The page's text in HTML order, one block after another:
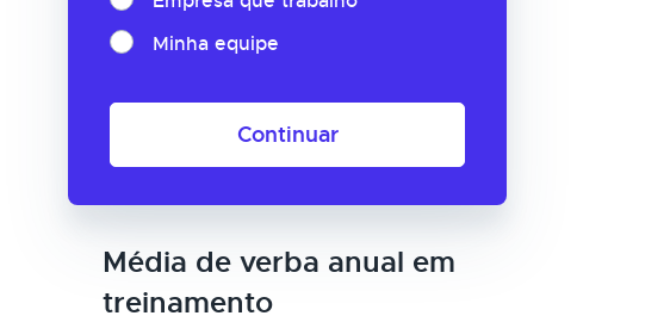
Minha equipe
Continuar
Média de verba anual em
treinamento